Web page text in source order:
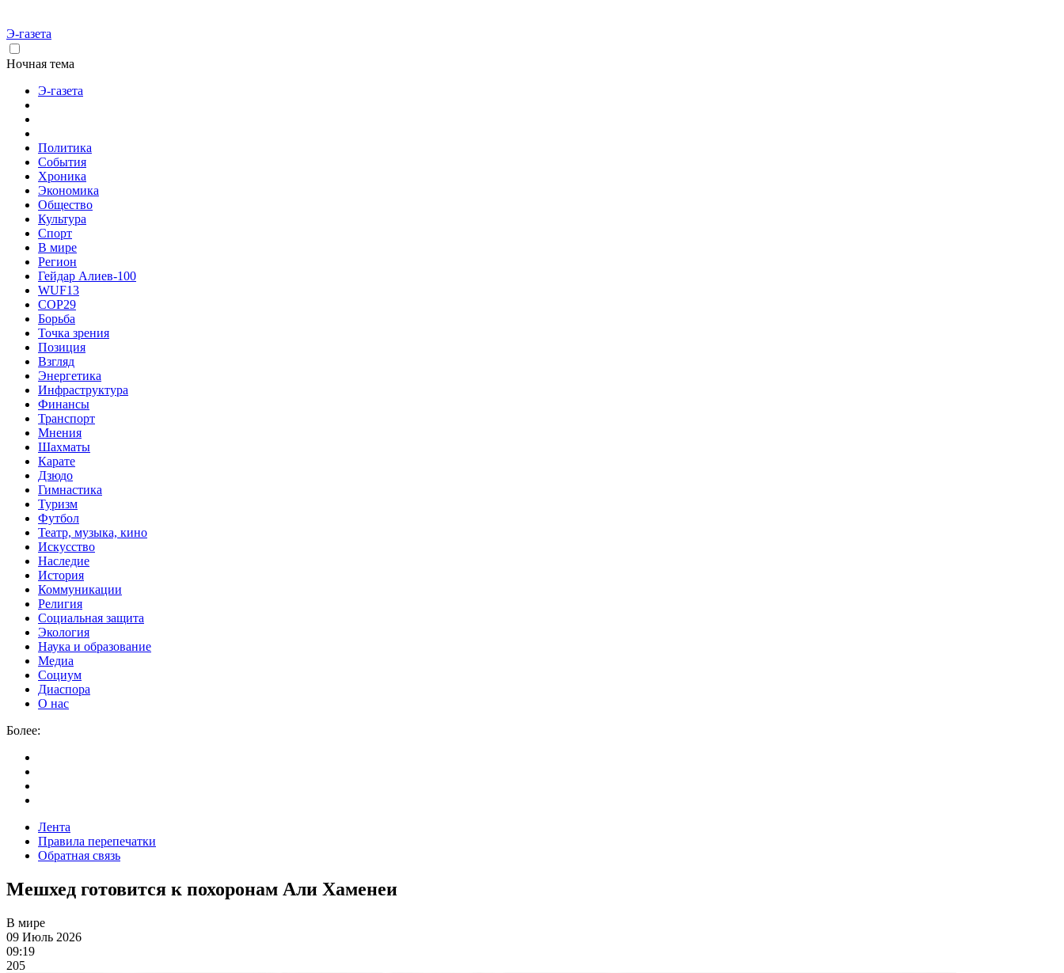
Э-газета
Ночная тема
Э-газета
Политика
События
Хроника
Экономика
Общество
Культура
Спорт
В мире
Регион
Гейдар Алиев-100
WUF13
COP29
Борьба
Точка зрения
Позиция
Взгляд
Энергетика
Инфраструктура
Финансы
Транспорт
Мнения
Шахматы
Карате
Дзюдо
Гимнастика
Туризм
Футбол
Театр, музыка, кино
Искусство
Наследие
История
Коммуникации
Религия
Социальная защита
Экология
Наука и образование
Медиа
Социум
Диаспора
О нас
Более:
Лента
Правила перепечатки
Обратная связь
Мешхед готовится к похоронам Али Хаменеи
В мире
09 Июль 2026
09:19
205